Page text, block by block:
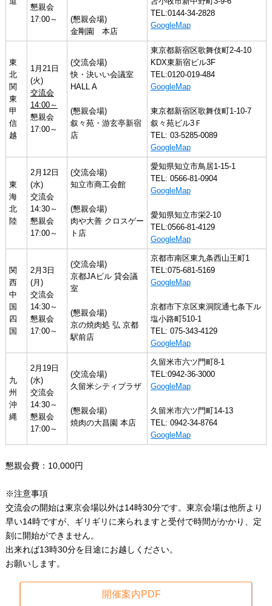
懇親会
17:00～
(懇親会場)
金剛園 本店
TEL:0144-34-2828
GoogleMap
東
北
関
東
甲
信
越
1月21日
(火)
交流会
14:00～
懇親会
17:00～
(交流会場)
快・決いい会議室
HALL A
(懇親会場)
叙々苑・游玄亭新宿
店
東京都新宿区歌舞伎町2-4-10
KDX東新宿ビル3F
TEL:0120-019-484
GoogleMap
東京都新宿区歌舞伎町1-10-7
叙々苑ビル3Ｆ
TEL: 03-5285-0089
GoogleMap
東
海
北
陸
2月12日
(水)
交流会
14:30～
懇親会
17:00～
(交流会場)
知立市商工会館
(懇親会場)
肉や大善 クロスゲー
ト店
愛知県知立市鳥居1-15-1
TEL: 0566-81-0904
GoogleMap
愛知県知立市栄2-10
TEL:0566-81-4129
GoogleMap
関
西
中
国
四
国
2月3日
(月)
交流会
14:30～
懇親会
17:00～
(交流会場)
京都JAビル 貸会議
室
(懇親会場)
京の焼肉処 弘 京都
駅前店
京都市南区東九条西山王町1
TEL:075-681-5169
GoogleMap
京都市下京区東洞院通七条下ル
塩小路町510-1
TEL: 075-343-4129
GoogleMap
九
州
沖
縄
2月19日
(水)
交流会
14:30～
懇親会
17:00～
(交流会場)
久留米シティプラザ
(懇親会場)
焼肉の大昌園 本店
久留米市六ツ門町8-1
TEL:0942-36-3000
GoogleMap
久留米市六ツ門町14-13
TEL: 0942-34-8764
GoogleMap
懇親会費：10,000円
※注意事項
交流会の開始は東京会場以外は14時30分です。東京会場は他所より
早い14時ですが、ギリギリに来られますと受付で時間がかかり、定
刻に開始ができません。
出来れば13時30分を目途にお越しください。
お願いします。
開催案内PDF